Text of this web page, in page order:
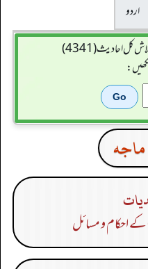
اردو
کل احادیث (4341)
احکام و مسائل